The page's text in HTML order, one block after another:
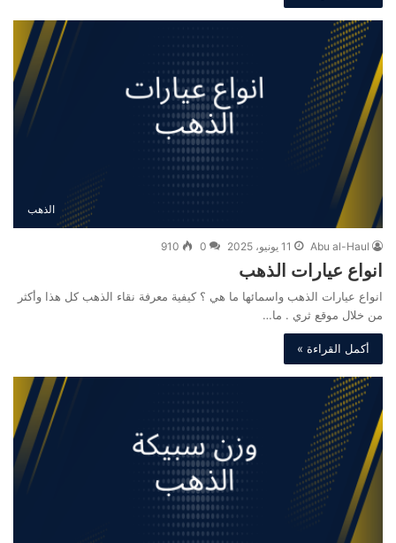
الذهب
Abu al-Haul 11 يونيو، 2025 0
910
انواع عيارات الذهب
انواع عيارات الذهب واسمائها ما هي ؟ كيفية معرفة نقاء الذهب كل هذا وأكثر
من خلال موقع ثري . ما…
أكمل القراءة »